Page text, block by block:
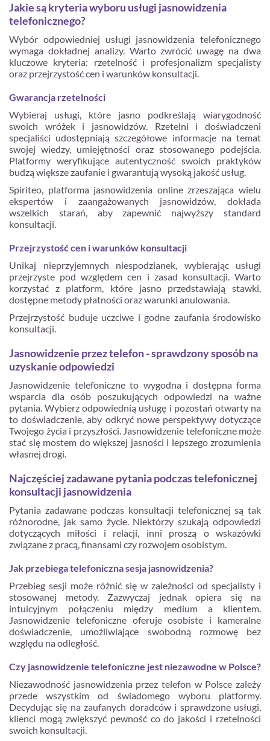
Jakie są kryteria wyboru usługi jasnowidzenia
telefonicznego?
Wybór odpowiedniej usługi jasnowidzenia telefonicznego
wymaga dokładnej analizy. Warto zwrócić uwagę na dwa
kluczowe kryteria: rzetelność i profesjonalizm specjalisty
oraz przejrzystość cen i warunków konsultacji.
Gwarancja rzetelności
Wybieraj usługi, które jasno podkreślają wiarygodność
swoich wróżek i jasnowidzów. Rzetelni i doświadczeni
specjaliści udostępniają szczegółowe informacje na temat
swojej wiedzy, umiejętności oraz stosowanego podejścia.
Platformy weryfikujące autentyczność swoich praktyków
budzą większe zaufanie i gwarantują wysoką jakość usług.
Spiriteo, platforma jasnowidzenia online zrzeszająca wielu
ekspertów i zaangażowanych jasnowidzów, dokłada
wszelkich starań, aby zapewnić najwyższy standard
konsultacji.
Przejrzystość cen i warunków konsultacji
Unikaj nieprzyjemnych niespodzianek, wybierając usługi
przejrzyste pod względem cen i zasad konsultacji. Warto
korzystać z platform, które jasno przedstawiają stawki,
dostępne metody płatności oraz warunki anulowania.
Przejrzystość buduje uczciwe i godne zaufania środowisko
konsultacji.
Jasnowidzenie przez telefon - sprawdzony sposób na
uzyskanie odpowiedzi
Jasnowidzenie telefoniczne to wygodna i dostępna forma
wsparcia dla osób poszukujących odpowiedzi na ważne
pytania. Wybierz odpowiednią usługę i pozostań otwarty na
to doświadczenie, aby odkryć nowe perspektywy dotyczące
Twojego życia i przyszłości. Jasnowidzenie telefoniczne może
stać się mostem do większej jasności i lepszego zrozumienia
własnej drogi.
Najczęściej zadawane pytania podczas telefonicznej
konsultacji jasnowidzenia
Pytania zadawane podczas konsultacji telefonicznej są tak
różnorodne, jak samo życie. Niektórzy szukają odpowiedzi
dotyczących miłości i relacji, inni proszą o wskazówki
związane z pracą, finansami czy rozwojem osobistym.
Jak przebiega telefoniczna sesja jasnowidzenia?
Przebieg sesji może różnić się w zależności od specjalisty i
stosowanej metody. Zazwyczaj jednak opiera się na
intuicyjnym połączeniu między medium a klientem.
Jasnowidzenie telefoniczne oferuje osobiste i kameralne
doświadczenie, umożliwiające swobodną rozmowę bez
względu na odległość.
Czy jasnowidzenie telefoniczne jest niezawodne w Polsce?
Niezawodność jasnowidzenia przez telefon w Polsce zależy
przede wszystkim od świadomego wyboru platformy.
Decydując się na zaufanych doradców i sprawdzone usługi,
klienci mogą zwiększyć pewność co do jakości i rzetelności
swoich konsultacji.